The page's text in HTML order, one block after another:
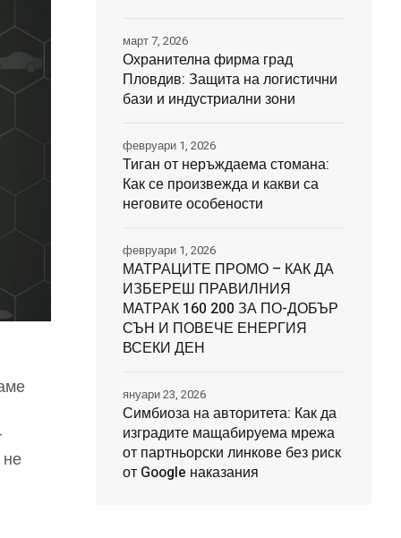
Охранителна фирма град
Пловдив: Защита на логистични
бази и индустриални зони
март 7, 2026
Тиган от неръждаема стомана:
Как се произвежда и какви са
неговите особености
февруари 1, 2026
МАТРАЦИТЕ ПРОМО – КАК ДА
ИЗБЕРЕШ ПРАВИЛНИЯ
МАТРАК 160 200 ЗА ПО-ДОБЪР
СЪН И ПОВЕЧЕ ЕНЕРГИЯ
ВСЕКИ ДЕН
февруари 1, 2026
Симбиоза на авторитета: Как да
изградите мащабируема мрежа
от партньорски линкове без риск
от Google наказания
януари 23, 2026